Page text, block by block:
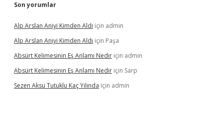
Son yorumlar
Alp Arslan Aniyi Kimden Aldı için admin
Alp Arslan Aniyi Kimden Aldı için Paşa
Absürt Kelimesinin Eş Anlamı Nedir için admin
Absürt Kelimesinin Eş Anlamı Nedir için Sarp
Sezen Aksu Tutuklu Kaç Yılında için admin